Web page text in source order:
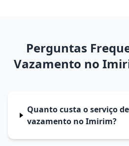
Perguntas
Vazamento no
Quanto custa o serviço
vazamento no Imirim?